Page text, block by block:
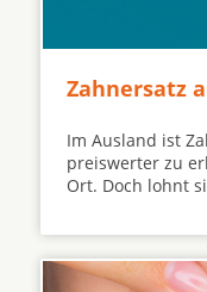
Zahnersatz
Im Ausland ist
preiswerter zu
Ort. Doch lohnt